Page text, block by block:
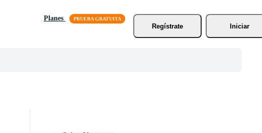
Planes
Regístrate
Iniciar